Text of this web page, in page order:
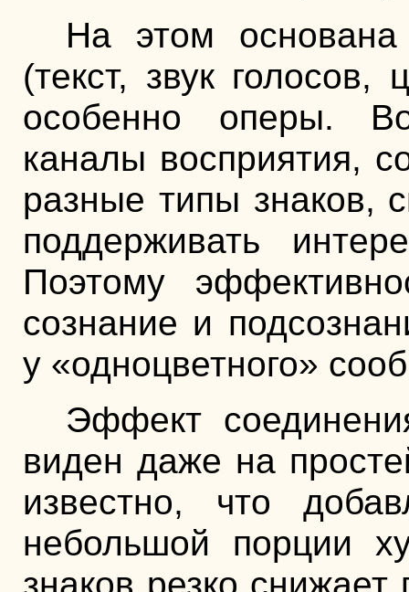
На этом основана
(текст, звук
особенно оперы.
каналы восприятия,
разные типы знаков,
поддерживать
Поэтому
сознание и
у «одноцветного»
Эффект
виден даже на
известно, что
небольшой порции
знаков резко